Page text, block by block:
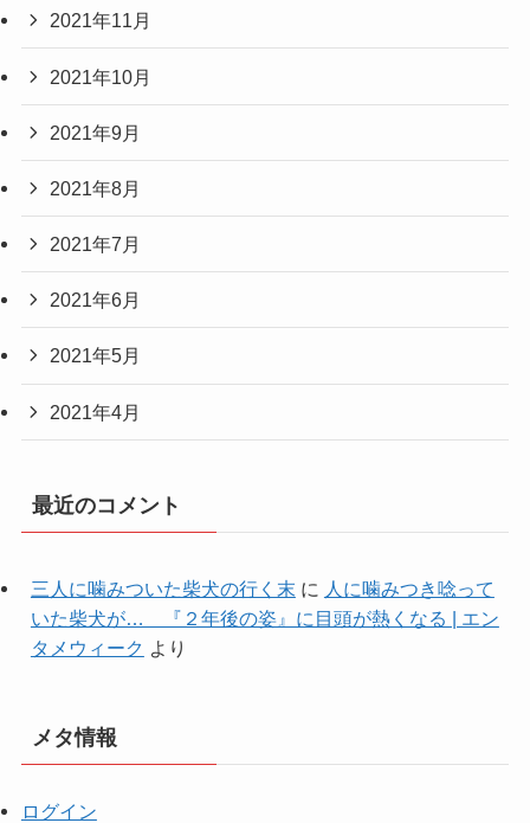
2021年11月
2021年10月
2021年9月
2021年8月
2021年7月
2021年6月
2021年5月
2021年4月
最近のコメント
三人に噛みついた柴犬の行く末 に 人に噛みつき唸って
いた柴犬が… 『２年後の姿』に目頭が熱くなる | エン
タメウィーク より
メタ情報
ログイン